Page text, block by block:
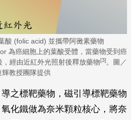
酸 (folic acid) 並攜帶阿黴素藥物
為癌細胞上的葉酸受體，當藥物受到癌
經由近紅外光照射後釋放藥物
[3] 。圖／